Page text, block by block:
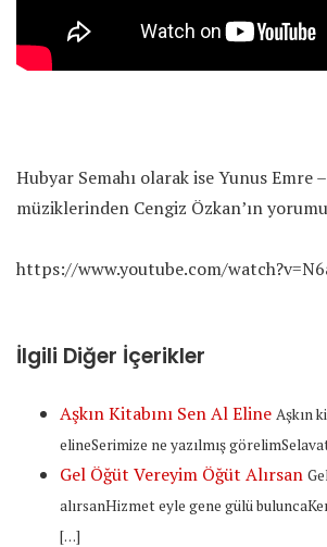
Hubyar Semahı olarak ise Yunus Emre
müziklerinden Cengiz Özkan’ın
https://www.youtube.com/
İlgili Diğer İçerikler
Aşkın Kitabını Sen Al Eline Aşkın
elineSerimize ne yazılmış
Gel Öğüt Vereyim Öğüt Alırsan
alırsanHizmet eyle gene gülü
[…]